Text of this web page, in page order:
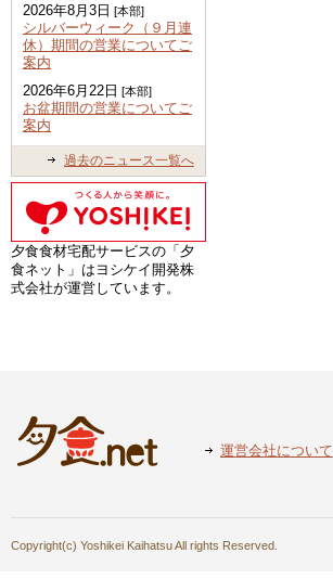
2026年8月3日 [本部]
シルバーウィーク（９月連
休）期間の営業についてご
案内
2026年6月22日 [本部]
お盆期間の営業についてご
案内
過去のニュース一覧へ
夕食食材宅配サービスの「夕
食ネット」はヨシケイ開発株
式会社が運営しています。
運営会社について
Copyright(c) Yoshikei Kaihatsu All rights Reserved.